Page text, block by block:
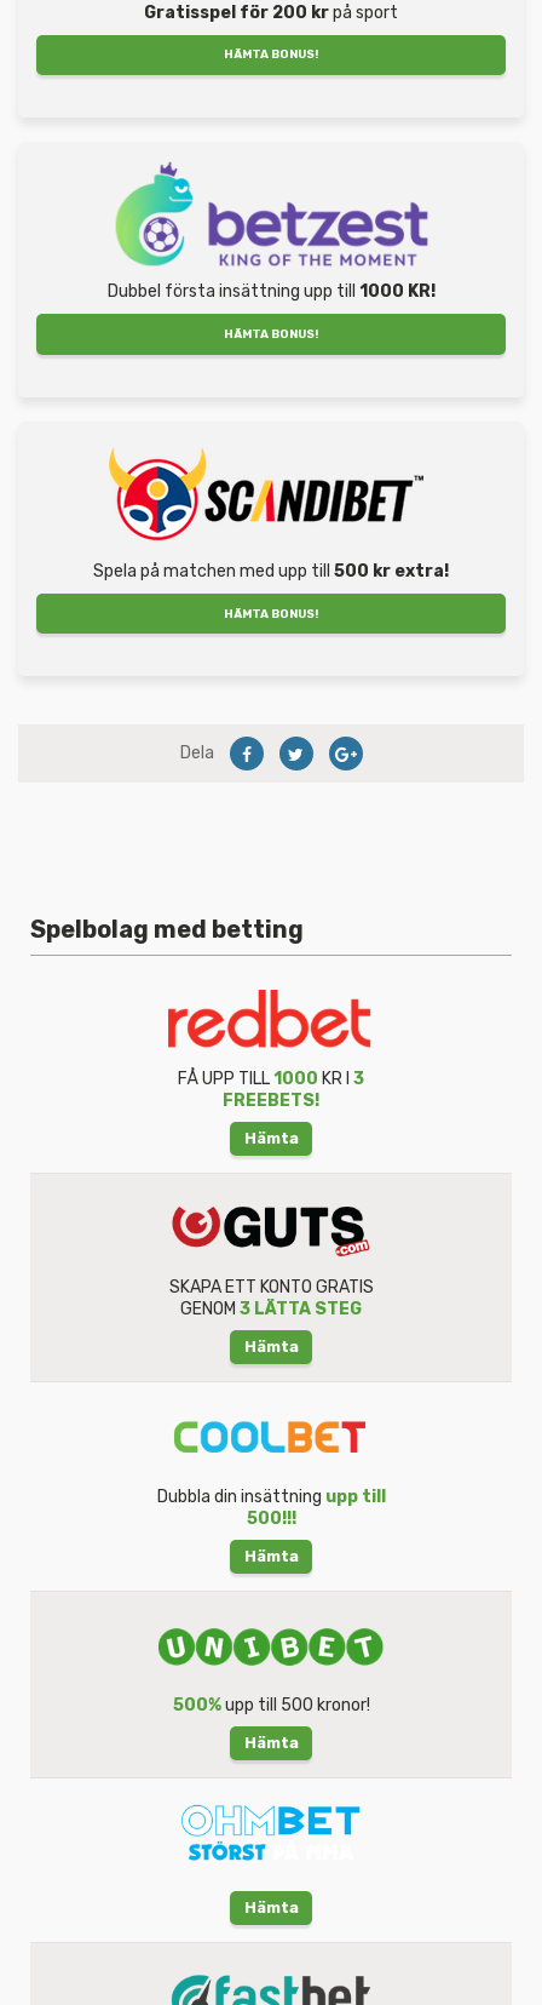
Gratisspel för 200 krpå sport
HÄMTA BONUS!
Dubbel första insättning upp till 1000 KR!
HÄMTA BONUS!
Spela på matchen med upp till 500 kr extra!
HÄMTA BONUS!
Dela
Spelbolag med betting
FÅ UPP TILL1000 KR I 3
FREEBETS!
Hämta
SKAPA ETT KONTO GRATIS
GENOM 3 LÄTTA STEG
Hämta
Dubbla din insättning upp till
500!!!
Hämta
500%upp till 500 kronor!
Hämta
Hämta